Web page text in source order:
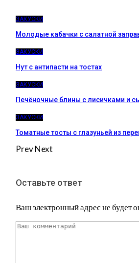
ЗАКУСКИ
Молодые кабачки с салатной
ЗАКУСКИ
Нут с антипасти на тостах
ЗАКУСКИ
Печёночные блины с лисичками и
ЗАКУСКИ
Томатные тосты с глазуньей из
PrevNext
Оставьте ответ
Ваш электронный адрес не будет